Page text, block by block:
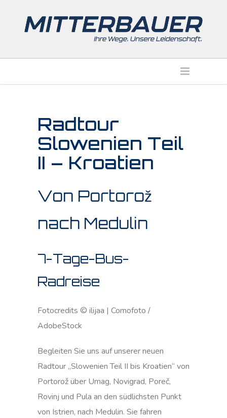
Radtour
Slowenien Teil
II – Kroatien
Von Portorož
nach Medulin
7-Tage-Bus-
Radreise
Fotocredits © ilijaa | Comofoto /
AdobeStock
Begleiten Sie uns auf unserer neuen
Radtour „Slowenien Teil II bis Kroatien“ von
Portorož über Umag, Novigrad, Poreč,
Rovinj und Pula an den südlichsten Punkt
von Istrien, nach Medulin. Sie fahren